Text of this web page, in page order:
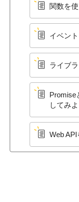
関数を​
イベン
ライブ
Promise
してみよ
Web API